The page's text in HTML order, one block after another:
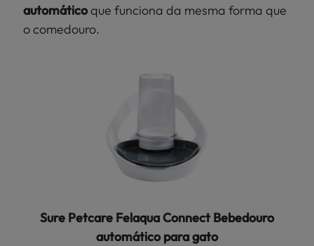
automáticoque funciona da mesma forma que
o comedouro.
Sure Petcare Felaqua Connect Bebedouro
automático para gato